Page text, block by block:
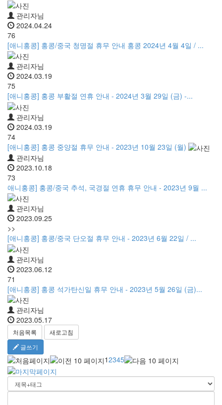
관리자님
2024.04.24
76
[애니홍콩] 홍콩/중국 청명절 휴무 안내 홍콩 2024년 4월 4일 / ...
관리자님
2024.03.19
75
[애니홍콩] 홍콩 부활절 연휴 안내 - 2024년 3월 29일 (금) -...
관리자님
2024.03.19
74
[애니홍콩] 홍콩 중양절 휴무 안내 - 2023년 10월 23일 (월)
관리자님
2023.10.18
73
애니홍콩] 홍콩/중국 추석, 국경절 연휴 휴무 안내 - 2023년 9월 ...
관리자님
2023.09.25
>>
[애니홍콩] 홍콩/중국 단오절 휴무 안내 - 2023년 6월 22일 / ...
관리자님
2023.06.12
71
[애니홍콩] 홍콩 석가탄신일 휴무 안내 - 2023년 5월 26일 (금)...
관리자님
2023.05.17
처음목록
새로고침
글쓰기
12345